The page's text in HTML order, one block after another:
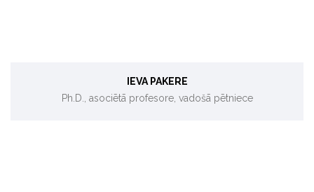
IEVA PAKERE
Ph.D., asociētā profesore, vadošā pētniece